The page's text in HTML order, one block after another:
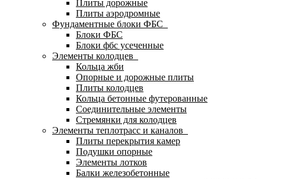
Плиты дорожные
Плиты аэродромные
Фундаментные блоки ФБС
Блоки ФБС
Блоки фбс усеченные
Элементы колодцев
Кольца жби
Опорные и дорожные плиты
Плиты колодцев
Кольца бетонные футерованные
Соединительные элементы
Стремянки для колодцев
Элементы теплотрасс и каналов
Плиты перекрытия камер
Подушки опорные
Элементы лотков
Балки железобетонные